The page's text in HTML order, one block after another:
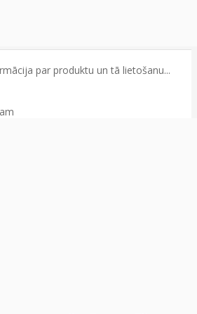
par produktu un tā lietošanu...